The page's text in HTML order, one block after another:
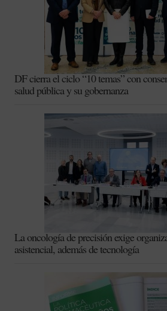
DF cierra el ciclo “10 temas” con
salud pública y su gobernanza
La oncología de precisión exige
asistencial, además de tecnología